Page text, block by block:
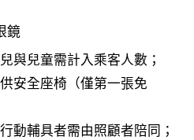
鏡
與兒童需計入乘客人數；
安全座椅（僅第一張免
動輔具者需由照顧者陪同；